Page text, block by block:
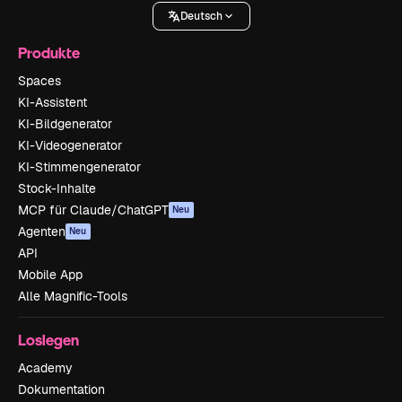
Deutsch
Produkte
Spaces
KI-Assistent
KI-Bildgenerator
KI-Videogenerator
KI-Stimmengenerator
Stock-Inhalte
MCP für Claude/ChatGPT Neu
Agenten Neu
API
Mobile App
Alle Magnific-Tools
Loslegen
Academy
Dokumentation